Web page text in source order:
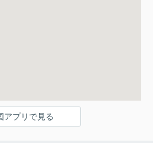
アプリで見る